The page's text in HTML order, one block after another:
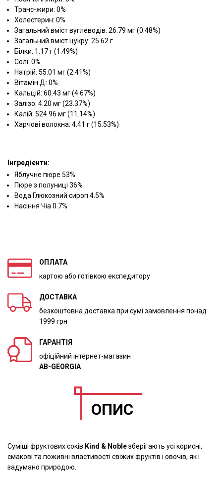
Транс-жири: 0%
Холестерин: 0%
Загальний вміст вуглеводів: 26.79 мг (0.48%)
Загальний вміст цукру: 25.62 г
Білки: 1.17 г (1.49%)
Солі: 0%
Натрій: 55.01 мг (2.41%)
Вітамін Д: 0%
Кальцій: 60.43 мг (4.67%)
Залізо: 4.20 мг (23.37%)
Калій: 524.96 мг (11.14%)
Харчові волокна: 4.41 г (15.53%)
Інгредієнти:
Яблучне пюре 53%
Пюре з полуниці 36%
Вода Глюкозний сироп 4.5%
Насіння Чіа 0.7%
ОПЛАТА
картою або готівкою експедитору
ДОСТАВКА
безкоштовна доставка при сумі замовлення понад
1999 грн
ГАРАНТІЯ
офіційний інтернет-магазин
AB-GEORGIA
ОПИС
Суміші фруктових соків Kind & Nobleзберігають усі корисні,
смакові та поживні властивості свіжих фруктів і овочів, як і
задумано природою.